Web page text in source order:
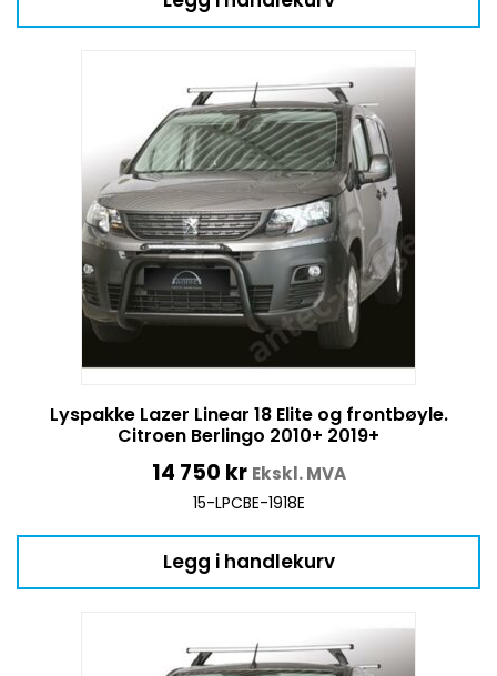
Lyspakke Lazer Linear 18 Elite og frontbøyle.
Citroen Berlingo 2010+ 2019+
14 750 kr Ekskl. MVA
15-LPCBE-1918E
Legg i handlekurv